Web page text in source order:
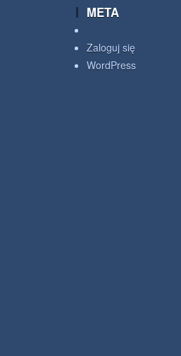
META
Zaloguj się
WordPress